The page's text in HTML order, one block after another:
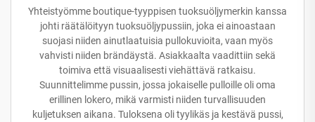
Yhteistyömme boutique-tyyppisen tuoksuöljymerkin kanssa
johti räätälöityyn tuoksuöljypussiin, joka ei ainoastaan
suojasi niiden ainutlaatuisia pullokuvioita, vaan myös
vahvisti niiden brändäystä. Asiakkaalta vaadittiin sekä
toimiva että visuaalisesti viehättävä ratkaisu.
Suunnittelimme pussin, jossa jokaiselle pulloille oli oma
erillinen lokero, mikä varmisti niiden turvallisuuden
kuljetuksen aikana. Tuloksena oli tyylikäs ja kestävä pussi,